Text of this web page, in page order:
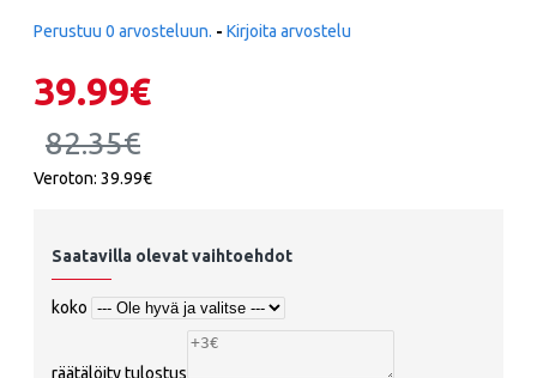
Perustuu 0 arvosteluun. - Kirjoita arvostelu
39.99€
82.35€
Veroton: 39.99€
Saatavilla olevat vaihtoehdot
koko
räätälöity tulostus